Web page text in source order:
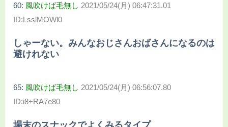
60: 風吹けば毛無し 2021/05/24(月) 06:47:31.01
ID:LsslMOWl0
しゃーない。みんなおじさんおばさんになるのは
避けれない
65: 風吹けば毛無し 2021/05/24(月) 06:56:07.80
ID:i8+RA7e80